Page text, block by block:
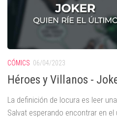
CÓMICS 06/04/2023
Héroes y Villanos -
La definición de locura es leer
Salvat esperando encontrar en